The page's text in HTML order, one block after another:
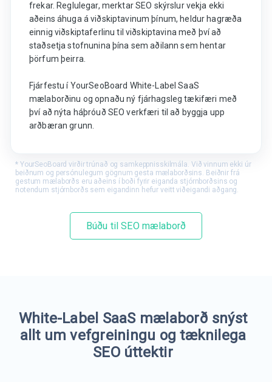
frekar. Reglulegar, merktar SEO skýrslur vekja ekki
aðeins áhuga á viðskiptavinum þínum, heldur hagræða
einnig viðskiptaferlinu til viðskiptavina með því að
staðsetja stofnunina þína sem aðilann sem hentar
þörfum þeirra.
Fjárfestu í YourSeoBoard White-Label SaaS
mælaborðinu og opnaðu ný fjárhagsleg tækifæri með
því að nýta háþróuð SEO verkfæri til að byggja upp
arðbæran grunn.
* YourSeoBoard virðir trúnað og samkeppnisskilmála. Við vinnum ekki úr
beiðnum og persónulegum gögnum gesta mælaborðsins. Beiðnir frá
gestum mælaborðs eru aðeins í boði fyrir eiganda stjórnborðsins og
notendum stjórnborðs sem eigandinn hefur veitt viðeigandi aðgang.
Búðu til SEO mælaborð
White-Label SaaS mælaborð snýst
allt um vefgreiningu og tæknilega
SEO úttektir